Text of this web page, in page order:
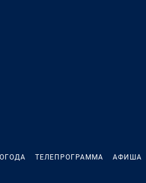
ТЕЛЕПРОГРАММА АФИША